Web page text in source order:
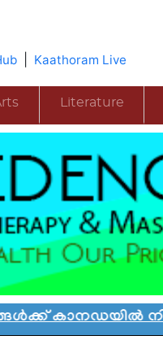
Kaathoram Live
Literature